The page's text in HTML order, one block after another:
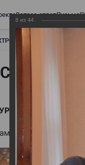
Вопрос-ответПисьма
СЧЕТА-
ВИРТУАЛЬНЫЙ
8 из 44